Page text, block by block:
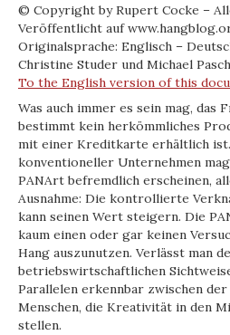
© Copyright by Rupert Cocke –
Veröffentlicht auf
Originalsprache: Englisch –
Christine Studer und Michael
To the English version of this
Was auch immer es sein mag, das
bestimmt kein herkömmliches
mit einer Kreditkarte erhältlich
konventioneller Unternehmen
PANArt befremdlich erscheinen,
Ausnahme: Die kontrollierte
kann seinen Wert steigern. Die
kaum einen oder gar keinen
Hang auszunutzen. Verlässt man
betriebswirtschaftlichen
Parallelen erkennbar zwischen
Menschen, die Kreativität in den
stellen.